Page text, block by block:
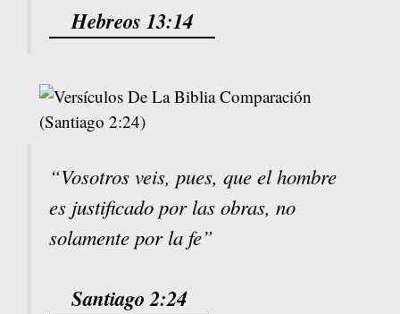
Hebreos 13:14
“Vosotros veis, pues, que el hombre
es justificado por las obras, no
solamente por la fe”
Santiago 2:24